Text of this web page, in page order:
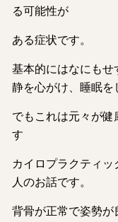
る可能性が
ある症状です。
基本的にはなにも
静を心がけ、睡眠を
でもこれは元々が
す
カイロプラクティ
人のお話です。
背骨が正常で姿勢が